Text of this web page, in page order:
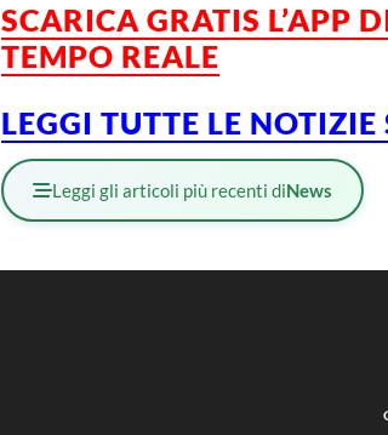
SCARICA GRATIS L’APP
TEMPO REALE
LEGGI TUTTE LE
Leggi gli articoli più recenti diNews